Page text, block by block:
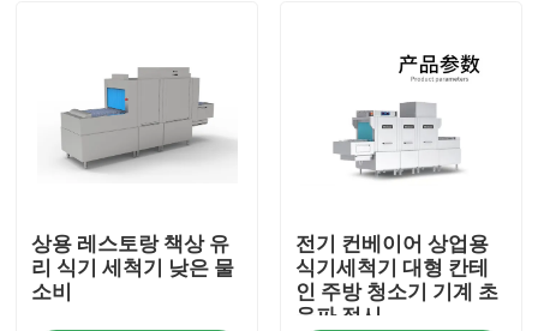
상용 레스토랑 책상 유
리 식기 세척기 낮은 물
소비
전기 컨베이어 상업용
식기세척기 대형 칸테
인 주방 청소기 기계 초
음파 접시